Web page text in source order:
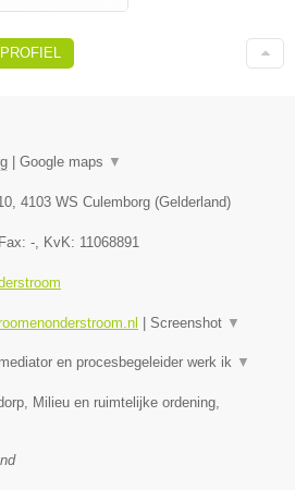
| Google maps ▼
4103 WS Culemborg (Gelderland)
Fax: - , KvK: 11068891
| Screenshot ▼
en procesbegeleider werk ik ▼
Milieu en ruimtelijke ordening,